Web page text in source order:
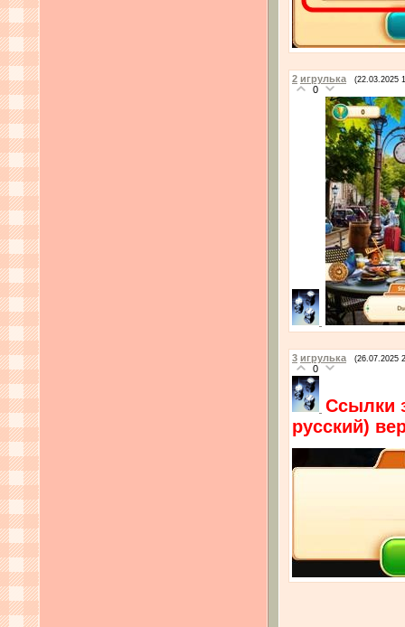
2 игрулька (22.03.2025
0
3 игрулька (26.07.2025
0
Ссылки
русский)